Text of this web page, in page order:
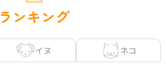
ランキング
イヌ ネコ